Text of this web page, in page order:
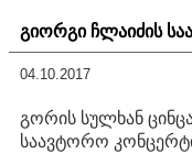
გიორგი ჩლაიძის
04.10.2017
გორის სულხან
საავტორო